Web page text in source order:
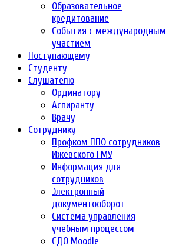
Образовательное
кредитование
События с международным
участием
Поступающему
Студенту
Слушателю
Ординатору
Аспиранту
Врачу
Сотруднику
Профком ППО сотрудников
Ижевского ГМУ
Информация для
сотрудников
Электронный
документооборот
Система управления
учебным процессом
СДО Moodle